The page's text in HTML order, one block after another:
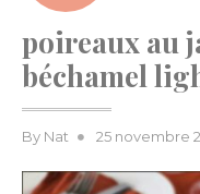
poireaux au
béchamel
By Nat
Posted
25 novembre